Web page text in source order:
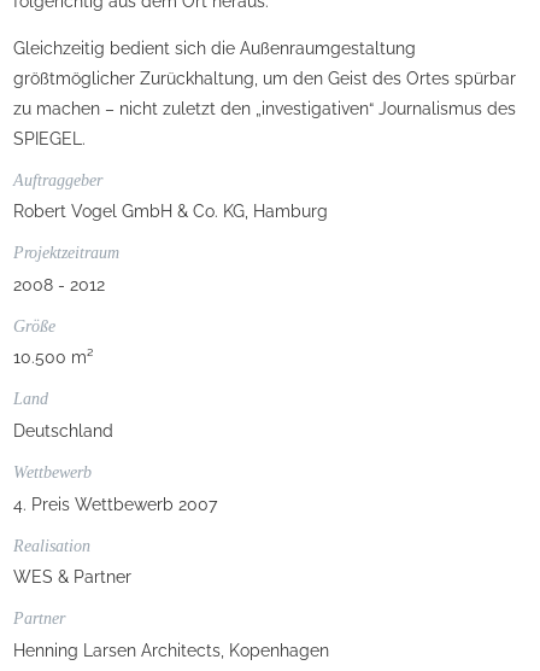
Gleichzeitig bedient sich die Außenraumgestaltung
größtmöglicher Zurückhaltung, um den Geist des Ortes spürbar
zu machen – nicht zuletzt den „investigativen“ Journalismus des
SPIEGEL.
Auftraggeber
Robert Vogel GmbH & Co. KG, Hamburg
Projektzeitraum
2008 - 2012
Größe
10.500 m²
Land
Deutschland
Wettbewerb
4. Preis Wettbewerb 2007
Realisation
WES & Partner
Partner
Henning Larsen Architects, Kopenhagen